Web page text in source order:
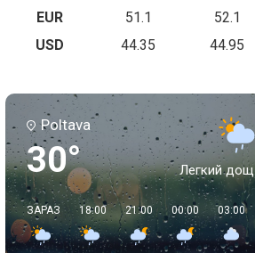
EUR
51.1
52.1
USD
44.35 44.95
Poltava
30° Легкий дощ
ЗАРАЗ 18:00 21:00 00:00 03:00